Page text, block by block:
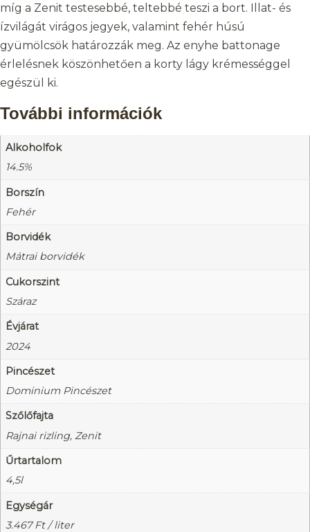
míg a Zenit testesebbé, teltebbé teszi a bort. Illat- és
ízvilágát virágos jegyek, valamint fehér húsú
gyümölcsök határozzák meg. Az enyhe battonage
érlelésnek köszönhetően a korty lágy krémességgel
egészül ki.
További információk
Alkoholfok
14.5%
Borszín
Fehér
Borvidék
Mátrai borvidék
Cukorszint
Száraz
Évjárat
2024
Pincészet
Dominium Pincészet
Szőlőfajta
Rajnai rizling, Zenit
Űrtartalom
4,5l
Egységár
3.467Ft/ liter